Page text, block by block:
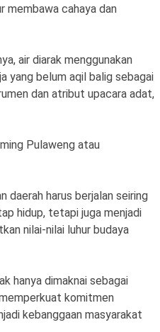
membawa cahaya dan
air diarak menggunakan
yang belum aqil balig sebagai
dan atribut upacara adat,
Pulaweng atau
daerah harus berjalan seiring
hidup, tetapi juga menjadi
nilai-nilai luhur budaya
hanya dimaknai sebagai
komitmen
kebanggaan masyarakat